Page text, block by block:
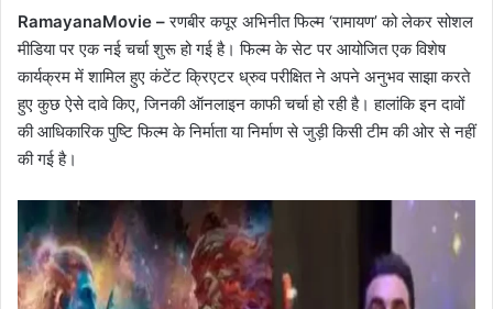
RamayanaMovie –रणबीर कपूर अभिनीत फिल्म ‘रामायण’ को लेकर सोशल
मीडिया पर एक नई चर्चा शुरू हो गई है। फिल्म के सेट पर आयोजित एक विशेष
कार्यक्रम में शामिल हुए कंटेंट क्रिएटर ध्रुव परीक्षित ने अपने अनुभव साझा करते
हुए कुछ ऐसे दावे किए, जिनकी ऑनलाइन काफी चर्चा हो रही है। हालांकि इन दावों
की आधिकारिक पुष्टि फिल्म के निर्माता या निर्माण से जुड़ी किसी टीम की ओर से नहीं
की गई है।